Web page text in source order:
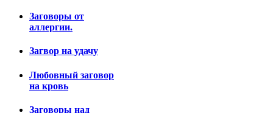
Заговоры от
аллергии.
Загвор на удачу
Любовный заговор
на кровь
Заговоры над